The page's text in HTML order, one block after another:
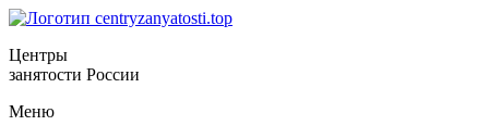
Центры
занятости России
Меню